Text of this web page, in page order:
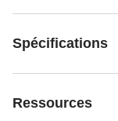
Spécifications
Ressources